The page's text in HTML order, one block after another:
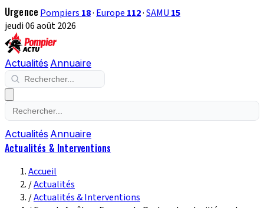
Urgence Pompiers 18· Europe 112·SAMU 15
jeudi 06 août 2026
Actualités Annuaire
Actualités Annuaire
Actualités & Interventions
Accueil
/Actualités
/Actualités & Interventions